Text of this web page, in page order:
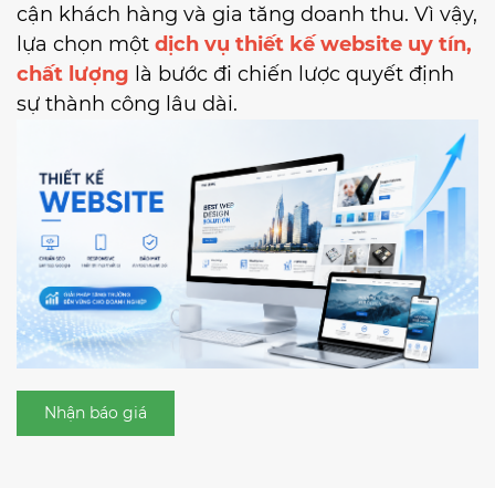
cận khách hàng và gia tăng doanh thu. Vì vậy,
lựa chọn một dịch vụ thiết kế website uy tín,
chất lượng là bước đi chiến lược quyết định
sự thành công lâu dài.
Nhận báo giá